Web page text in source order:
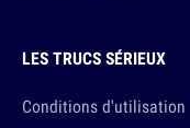
LES TRUCS SÉRIEUX
Conditions d'utilisation